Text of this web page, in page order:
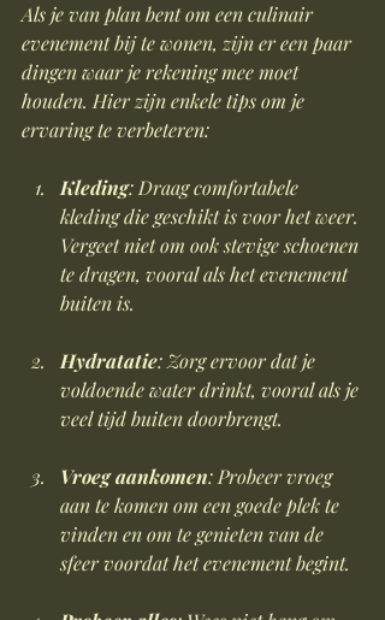
Als je van plan bent om een culinair
evenement bij te wonen, zijn er een paar
dingen waar je rekening mee moet
houden. Hier zijn enkele tips om je
ervaring te verbeteren:
Kleding: Draag comfortabele
kleding die geschikt is voor het weer.
Vergeet niet om ook stevige schoenen
te dragen, vooral als het evenement
buiten is.
Hydratatie: Zorg ervoor dat je
voldoende water drinkt, vooral als je
veel tijd buiten doorbrengt.
Vroeg aankomen: Probeer vroeg
aan te komen om een goede plek te
vinden en om te genieten van de
sfeer voordat het evenement begint.